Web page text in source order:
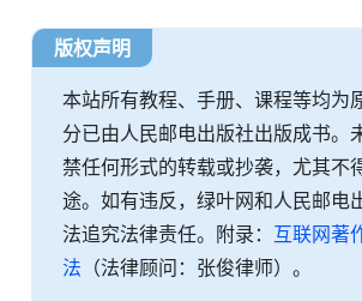
版权声明
本站所有教程、手册、课程等均为
分已由人民邮电出版社出版成书。
禁任何形式的转载或抄袭，尤其不
途。如有违反，绿叶网和人民邮电
法追究法律责任。附录： 互联网著
法 （法律顾问：张俊律师）。